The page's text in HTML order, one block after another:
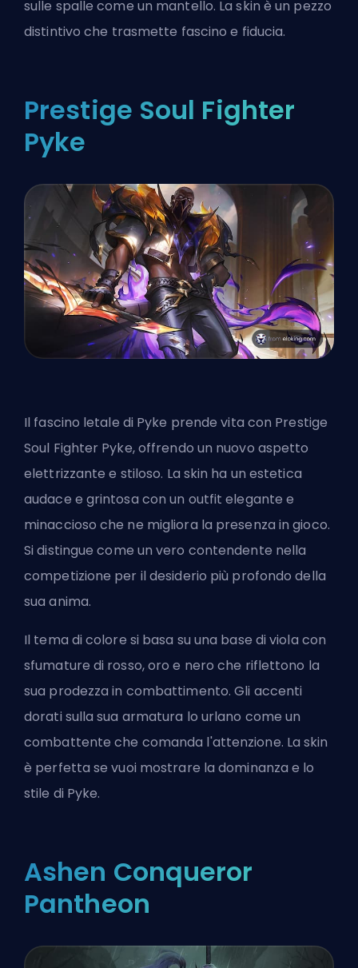
sulle spalle come un mantello. La skin è un pezzo
distintivo che trasmette fascino e fiducia.
Prestige Soul Fighter
Pyke
Il fascino letale di Pyke prende vita con Prestige
Soul Fighter Pyke, offrendo un nuovo aspetto
elettrizzante e stiloso. La skin ha un estetica
audace e grintosa con un outfit elegante e
minaccioso che ne migliora la presenza in gioco.
Si distingue come un vero contendente nella
competizione per il desiderio più profondo della
sua anima.
Il tema di colore si basa su una base di viola con
sfumature di rosso, oro e nero che riflettono la
sua prodezza in combattimento. Gli accenti
dorati sulla sua armatura lo urlano come un
combattente che comanda l'attenzione. La skin
è perfetta se vuoi mostrare la dominanza e lo
stile di Pyke.
Ashen Conqueror
Pantheon